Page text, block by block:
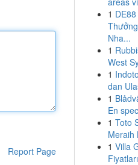
Report Page
1
Nha...
1
West
1
dan
1
En
1 Toto
Meraih
1 Villa
Fiyatları